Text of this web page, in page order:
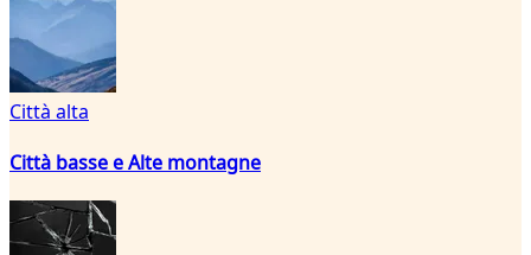
Città alta
Città basse e Alte montagne